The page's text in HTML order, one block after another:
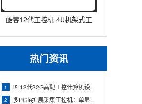
酷睿12代工控机 4U机架式工
业控制器 DT-610L-IZ
热门资讯
1 i5-13代32G高配工控计算机设备，智能制造工位整机显示成
2 多PCIe扩展采集工控机：单显卡+多路采集卡高性价比方案